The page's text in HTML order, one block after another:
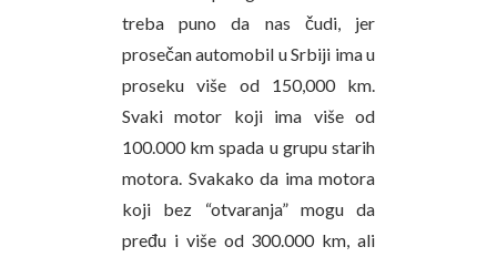
treba puno da nas čudi, jer
prosečan automobil u Srbiji ima u
proseku više od 150,000 km.
Svaki motor koji ima više od
100.000 km spada u grupu starih
motora. Svakako da ima motora
koji bez “otvaranja” mogu da
pređu i više od 300.000 km, ali